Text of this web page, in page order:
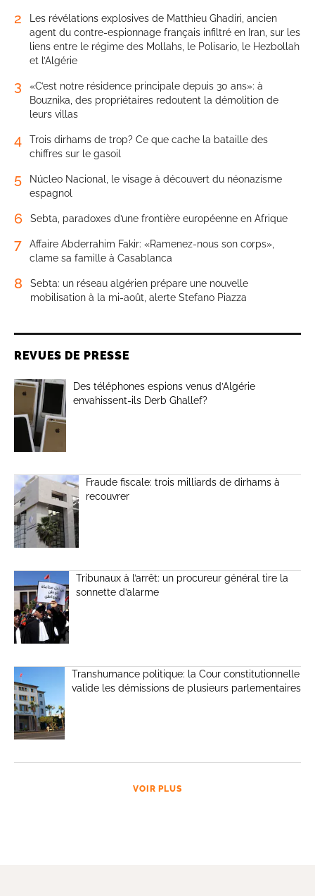
2
Les révélations explosives de Matthieu Ghadiri, ancien
agent du contre-espionnage français infiltré en Iran, sur les
liens entre le régime des Mollahs, le Polisario, le Hezbollah
et l’Algérie
3
«C’est notre résidence principale depuis 30 ans»: à
Bouznika, des propriétaires redoutent la démolition de
leurs villas
4
Trois dirhams de trop? Ce que cache la bataille des
chiffres sur le gasoil
5
Núcleo Nacional, le visage à découvert du néonazisme
espagnol
6 Sebta, paradoxes d’une frontière européenne en Afrique
7
Affaire Abderrahim Fakir: «Ramenez-nous son corps»,
clame sa famille à Casablanca
8
Sebta: un réseau algérien prépare une nouvelle
mobilisation à la mi-août, alerte Stefano Piazza
REVUES DE PRESSE
Des téléphones espions venus d’Algérie
envahissent-ils Derb Ghallef?
Fraude fiscale: trois milliards de dirhams à
recouvrer
Tribunaux à l’arrêt: un procureur général tire la
sonnette d’alarme
Transhumance politique: la Cour constitutionnelle
valide les démissions de plusieurs parlementaires
VOIR PLUS